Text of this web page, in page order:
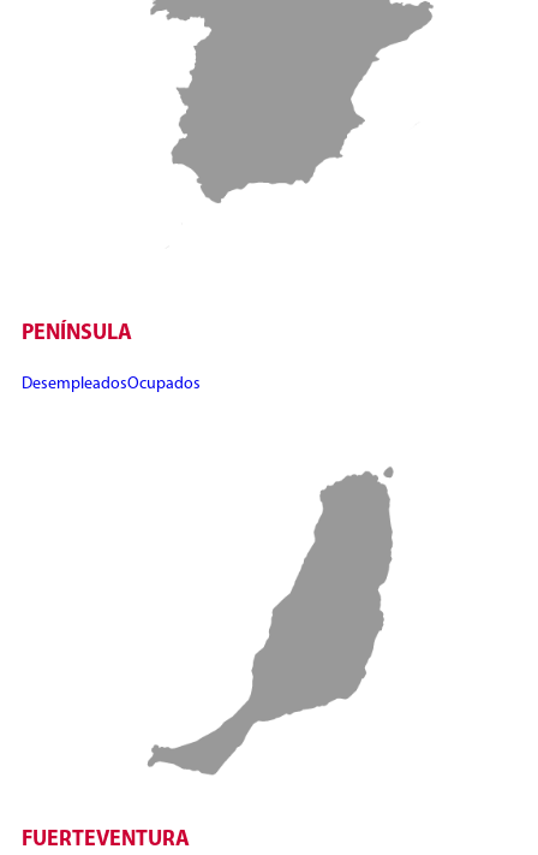
PENÍNSULA
DesempleadosOcupados
FUERTEVENTURA